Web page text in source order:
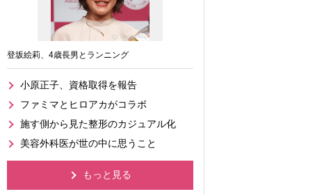
登坂絵莉、4歳長男とランニング
小原正子、資格取得を報告
ファミマとヒロアカがコラボ
施す側から見た整形のカジュアル化
美容外科医が世の中に思うこと
もっと見る